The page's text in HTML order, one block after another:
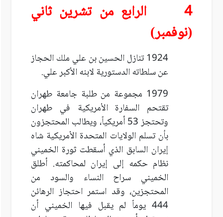
4 الرابع من تشرين ثاني
(نوفمبر)
1924 تنازل الحسين بن علي ملك الحجاز
عن سلطاته الدستورية لابنه الأكبر علي.
1979 مجموعة من طلبة جامعة طهران
تقتحم السفارة الأمريكية في طهران
وتحتجز 53 أمريكياً، ويطالب المحتجزون
بأن تسلم الولايات المتحدة الأمريكية شاه
إيران السابق الذي أسقطت ثورة الخميني
نظام حكمه إلى إيران لمحاكمته. أطلق
الخميني سراح النساء والسود من
المحتجزين، وقد استمر احتجاز الرهائن
444 يوماً لم يقبل فيها الخميني أن